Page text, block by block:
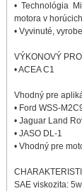
• Technológia
motora v
• Vyvinuté,
VÝKONOVÝ
• ACEA C1
Vhodný pre
• Ford WSS-
• Jaguar Land
• JASO DL-1
• Vhodný pre
SAE viskozita: